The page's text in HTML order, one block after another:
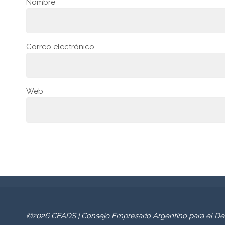
Nombre
Correo electrónico
Web
©2026 CEADS | Consejo Empresario Argentino para el